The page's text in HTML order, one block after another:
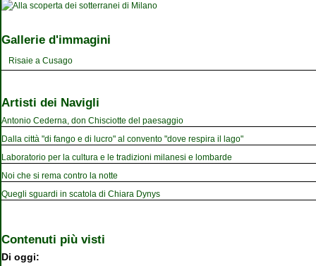
Gallerie d'immagini
Risaie a Cusago
Artisti dei Navigli
Antonio Cederna, don Chisciotte del paesaggio
Dalla città "di fango e di lucro" al convento "dove respira il lago"
Laboratorio per la cultura e le tradizioni milanesi e lombarde
Noi che si rema contro la notte
Quegli sguardi in scatola di Chiara Dynys
Contenuti più visti
Di oggi: